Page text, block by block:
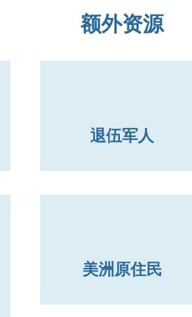
额外资源
退伍军人
美洲原住民